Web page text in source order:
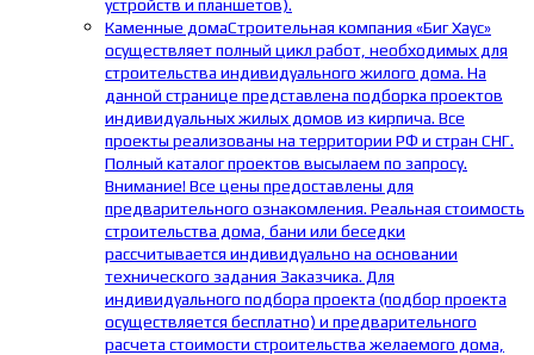
устройств и планшетов).
Каменные домаСтроительная компания «Биг Хаус»
осуществляет полный цикл работ, необходимых для
строительства индивидуального жилого дома. На
данной странице представлена подборка проектов
индивидуальных жилых домов из кирпича. Все
проекты реализованы на территории РФ и стран СНГ.
Полный каталог проектов высылаем по запросу.
Внимание! Все цены предоставлены для
предварительного ознакомления. Реальная стоимость
строительства дома, бани или беседки
рассчитывается индивидуально на основании
технического задания Заказчика. Для
индивидуального подбора проекта (подбор проекта
осуществляется бесплатно) и предварительного
расчета стоимости строительства желаемого дома,